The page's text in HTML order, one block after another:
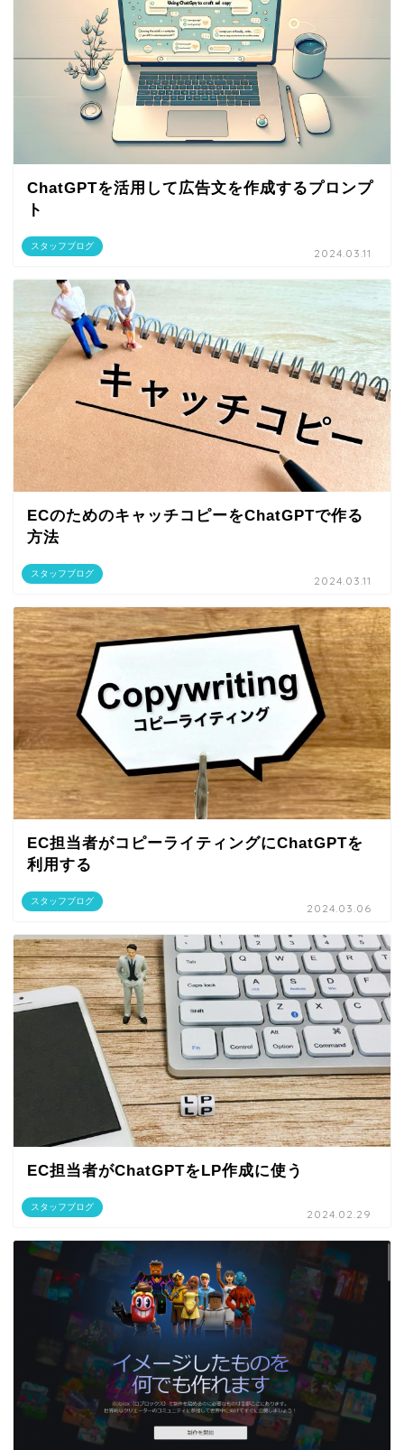
スタッフブログ
ChatGPTを活用して広告文を作成するプロンプ
ト
2024.03.11
スタッフブログ
ECのためのキャッチコピーをChatGPTで作る
方法
2024.03.11
スタッフブログ
EC担当者がコピーライティングにChatGPTを
利用する
2024.03.06
スタッフブログ
EC担当者がChatGPTをLP作成に使う
2024.02.29